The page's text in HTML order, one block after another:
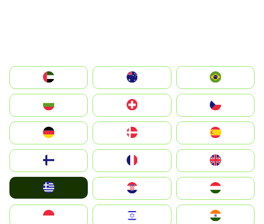
الإمارات العربية المتحدة
Switzerland
Deutschland
United Kingdom
Magyarország